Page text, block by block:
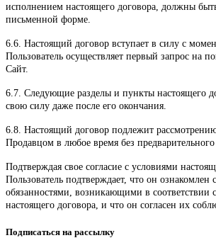
исполнением настоящего договора, должны
письменной форме.
6.6. Настоящий договор вступает в силу с
Пользователь осуществляет первый запрос на
Сайт.
6.7. Следующие разделы и пункты настоящего
свою силу даже после его окончания.
6.8. Настоящий договор подлежит
Продавцом в любое время без предварительного
Подтверждая свое согласие с условиями
Пользователь подтверждает, что он ознакомлен
обязанностями, возникающими в соответствии
настоящего договора, и что он согласен их
Подписаться на рассылку